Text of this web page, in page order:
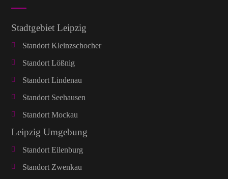
Stadtgebiet Leipzig
Standort Kleinzschocher
Standort Lößnig
Standort Lindenau
Standort Seehausen
Standort Mockau
Leipzig Umgebung
Standort Eilenburg
Standort Zwenkau